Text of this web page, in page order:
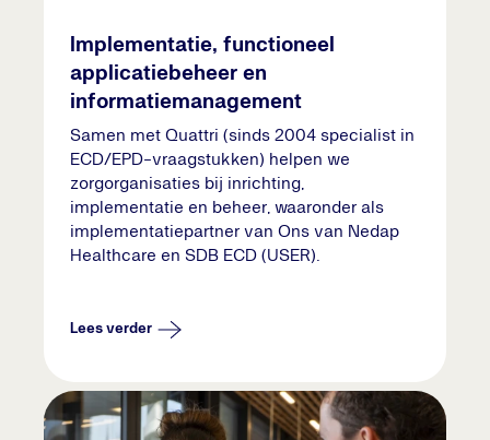
Implementatie, functioneel
applicatiebeheer en
informatiemanagement
Samen met Quattri (sinds 2004 specialist in
ECD/EPD-vraagstukken) helpen we
zorgorganisaties bij inrichting,
implementatie en beheer, waaronder als
implementatiepartner van Ons van Nedap
Healthcare en SDB ECD (USER).
Lees verder